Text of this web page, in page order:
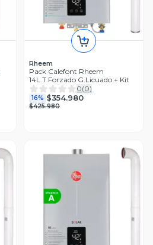
Rheem
Pack Calefont Rheem
14L.T.Forzado G.Licuado + Kit
0(0)
16% $354.980
$425.980